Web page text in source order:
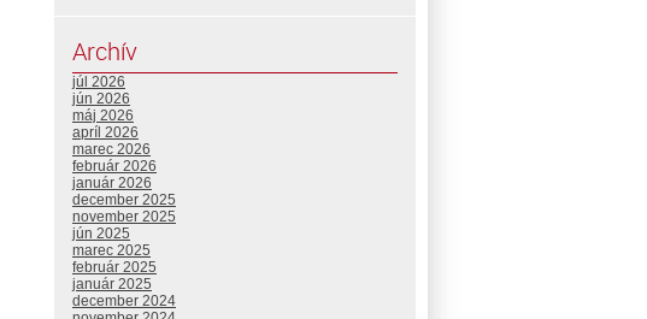
Archív
júl 2026
jún 2026
máj 2026
apríl 2026
marec 2026
február 2026
január 2026
december 2025
november 2025
jún 2025
marec 2025
február 2025
január 2025
december 2024